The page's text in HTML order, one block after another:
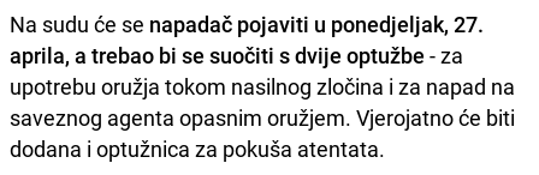
Na sudu će se napadač pojaviti u ponedjeljak, 27.
aprila, a trebao bi se suočiti s dvije optužbe - za
upotrebu oružja tokom nasilnog zločina i za napad na
saveznog agenta opasnim oružjem. Vjerojatno će biti
dodana i optužnica za pokuša atentata.